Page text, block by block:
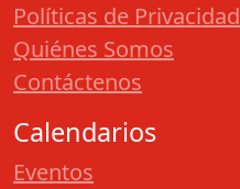
Políticas de Privacidad
Quiénes Somos
Contáctenos
Calendarios
Eventos